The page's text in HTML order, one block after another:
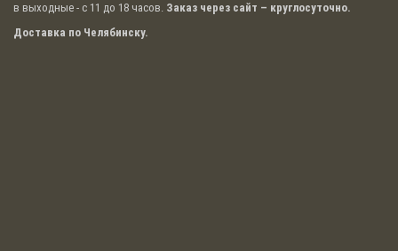
в выходные - с 11 до 18 часов. Заказ через сайт – круглосуточно.
Доставка по Челябинску.